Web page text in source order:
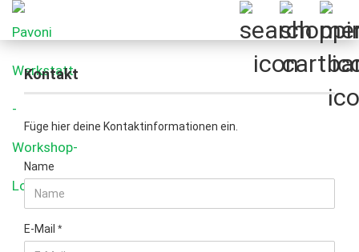
Kontakt
Füge hier deine Kontaktinformationen ein.
KONTAKT
Name
E-Mail